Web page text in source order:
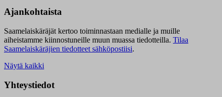
Ajankohtaista
Saamelaiskäräjät kertoo toiminnastaan medialle ja muille
aiheistamme kiinnostuneille muun muassa tiedotteilla. Tilaa
Saamelaiskäräjien tiedotteet sähköpostiisi.
Näytä kaikki
Yhteystiedot